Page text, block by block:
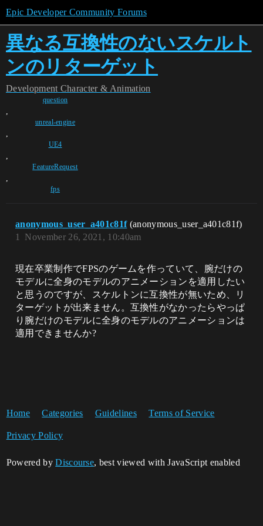
Epic Developer Community Forums
異なる互換性のないスケルト
ンのリターゲット
Development Character & Animation
question
,
unreal-engine
,
UE4
,
FeatureRequest
,
fps
anonymous_user_a401c81f (anonymous_user_a401c81f)
November 26, 2021, 10:40am
1
現在卒業制作でFPSのゲームを作っていて、腕だけの
モデルに全身のモデルのアニメーションを適用したい
と思うのですが、スケルトンに互換性が無いため、リ
ターゲットが出来ません。互換性がなかったらやっぱ
り腕だけのモデルに全身のモデルのアニメーションは
適用できませんか?
Home Categories Guidelines Terms of Service
Privacy Policy
Powered byDiscourse, best viewed with JavaScript enabled